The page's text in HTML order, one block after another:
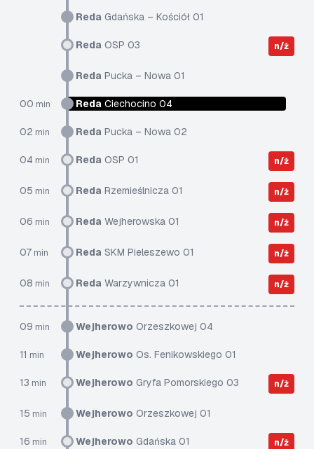
Reda Gdańska – Kościół 01
Reda OSP 03 n/ż
Reda Pucka – Nowa 01
00 min Reda Ciechocino 04
02 min Reda Pucka – Nowa 02
04 min Reda OSP 01 n/ż
05 min Reda Rzemieślnicza 01 n/ż
06 min Reda Wejherowska 01 n/ż
07 min Reda SKM Pieleszewo 01 n/ż
08 min Reda Warzywnicza 01 n/ż
09 min Wejherowo Orzeszkowej 04
11 min Wejherowo Os. Fenikowskiego 01
13 min Wejherowo Gryfa Pomorskiego 03 n/ż
15 min Wejherowo Orzeszkowej 01
16 min Wejherowo Gdańska 01 n/ż